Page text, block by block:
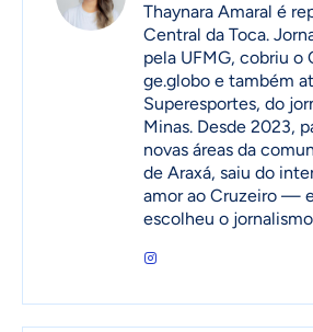
Thaynara Amaral é
Central da Toca.
pela UFMG, cobriu o
ge.globo e também
Superesportes, do
Minas. Desde 2023,
novas áreas da
de Araxá, saiu do
amor ao Cruzeiro —
escolheu o